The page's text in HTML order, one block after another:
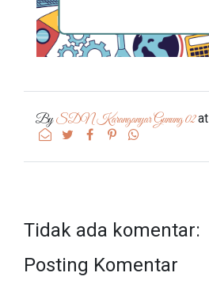
BySDN Karanganyar Gunung 02at
Tidak ada komentar:
Posting Komentar